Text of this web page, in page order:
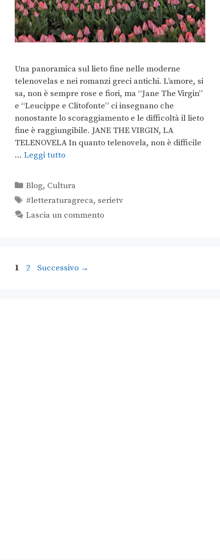
Una panoramica sul lieto fine nelle moderne
telenovelas e nei romanzi greci antichi. L’amore, si
sa, non è sempre rose e fiori, ma “Jane The Virgin”
e “Leucippe e Clitofonte” ci insegnano che
nonostante lo scoraggiamento e le difficoltà il lieto
fine è raggiungibile. JANE THE VIRGIN, LA
TELENOVELA In quanto telenovela, non è difficile
… Leggi tutto
Blog, Cultura
#letteraturagreca, serietv
Lascia un commento
1 2 Successivo →